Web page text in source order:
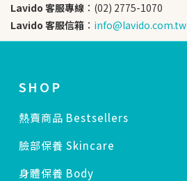
Lavido 客服專線 ：(02) 2775-1070
Lavido 客服信箱 ： info@lavido.com.tw
SHOP
熱賣商品 Bestsellers
臉部保養 Skincare
身體保養 Body